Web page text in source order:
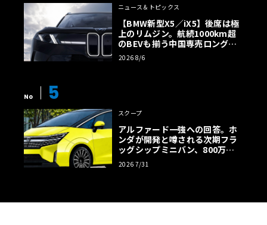
ニュース＆トピックス
【BMW新型X5／iX5】後席は極
上のリムジン。航続1000km超
のBEVも揃う中国専売ロング仕
様の全貌
2026 8/6
No 5
スクープ
アルファード一強への回答。ホ
ンダが開発と噂される次期フラ
ッグシップミニバン、800万円
超の勝算【予想CG】
2026 7/31